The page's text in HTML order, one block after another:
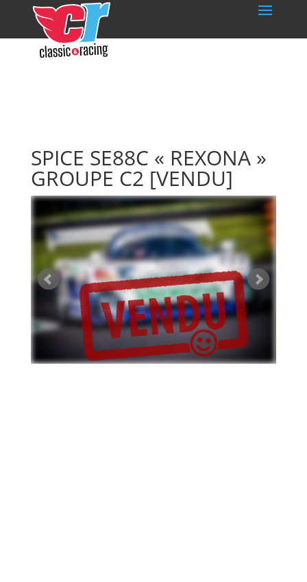
SPICE SE88C « REXONA »
GROUPE C2 [VENDU]